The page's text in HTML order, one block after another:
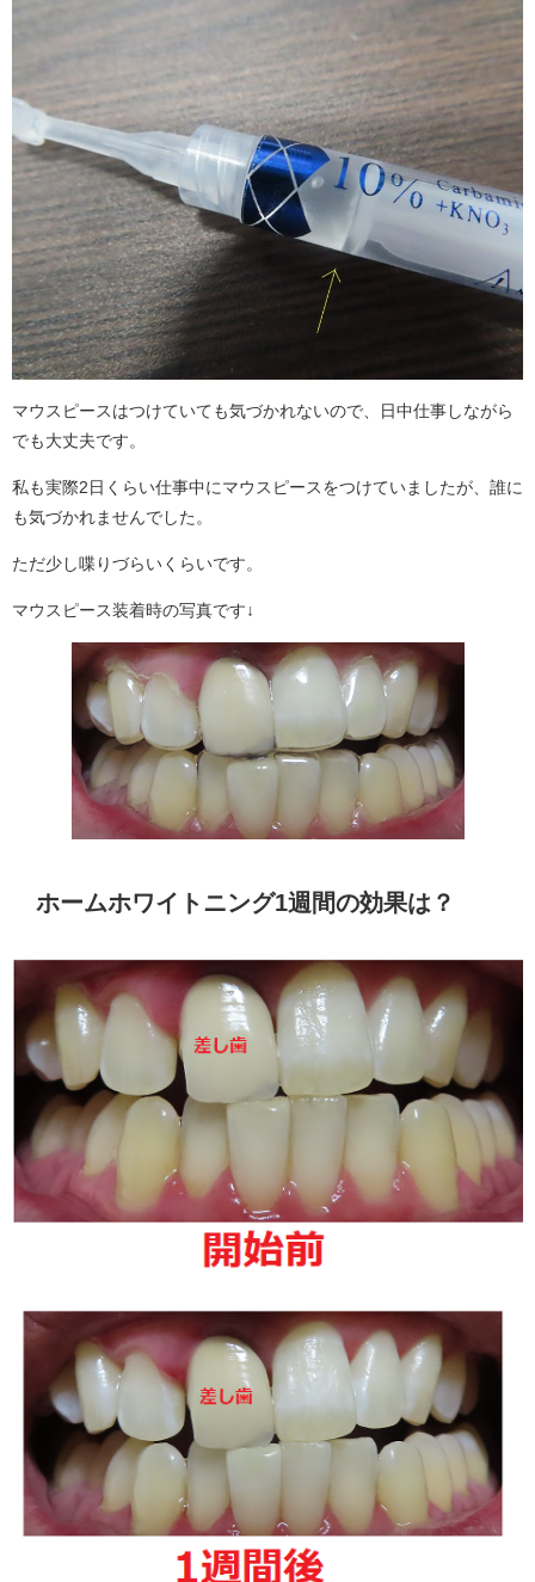
マウスピースはつけていても気づかれないので、日中仕事しながら
でも大丈夫です。
私も実際2日くらい仕事中にマウスピースをつけていましたが、誰に
も気づかれませんでした。
ただ少し喋りづらいくらいです。
マウスピース装着時の写真です↓
ホームホワイトニング1週間の効果は？